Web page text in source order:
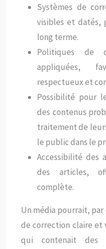
Systèmes de
visibles et datés,
long terme.
Politiques de
appliquées,
respectueux et
Possibilité pour
des contenus
traitement de
le public dans le
Accessibilité des
des articles,
complète.
Un média pourrait,
de correction claire et
qui contenait des